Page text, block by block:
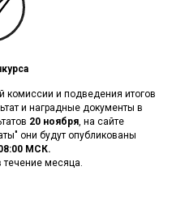
комиссии и подведения итогов
и наградные документы в
20 ноября, на сайте
они будут опубликованы
МСК.
течение месяца.